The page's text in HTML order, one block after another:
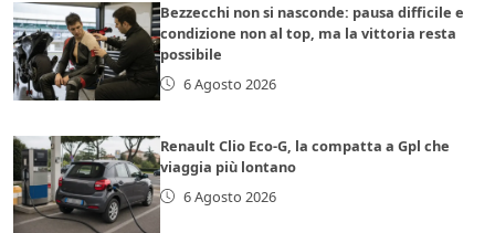
Bezzecchi non si nasconde: pausa difficile e
condizione non al top, ma la vittoria resta
possibile
6 Agosto 2026
Renault Clio Eco-G, la compatta a Gpl che
viaggia più lontano
6 Agosto 2026